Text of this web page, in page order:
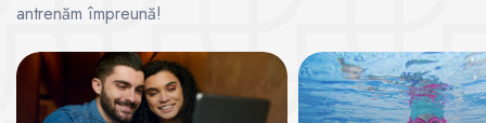
antrenăm împreună!